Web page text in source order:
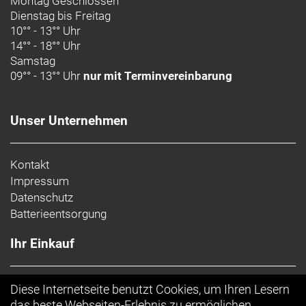
ruppigem Terrain sorgt.
Geschlecht: Uni
Rahmen: Alpha Platinum Aluminium, Removable
Integrated Battery (RIB 2.0), konisches Steuerrohr,
winkelverstellbarer Steuersatz, per Mino Link
verstellbare Geometrie, verstellbares
Hebelverhältnis, 34,9 mm Sitzrohr, ABP, UDH,
Boost148, 12-mm-Steckachse, 160
Rahmengröße: XL
Rahmenmaterial: Aluminium
Käfig
Anzahl Gänge: 1
Dienstag bis Freitag
10°° - 13°° Uhr
14°° - 18°° Uhr
Samstag
09°° - 13°° Uhr nur mit Terminvereinbarung
Unser Unternehmen
Kontakt
Impressum
Datenschutz
Batterieentsorgung
Ihr Einkauf
AGB
Diese Internetseite benutzt Cookies, um Ihren Lesern